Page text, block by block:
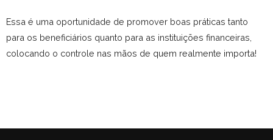
Essa é uma oportunidade de promover boas práticas tanto
para os beneficiários quanto para as instituições financeiras,
colocando o controle nas mãos de quem realmente importa!